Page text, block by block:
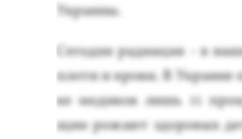
Ук­ра­ины.
Се­год­ня ра­ди­ация - в
пло­ти и кро­ви. В Ук­ра­ине
ке ме­диков лишь 11
щин ро­жа­ют здо­ровых